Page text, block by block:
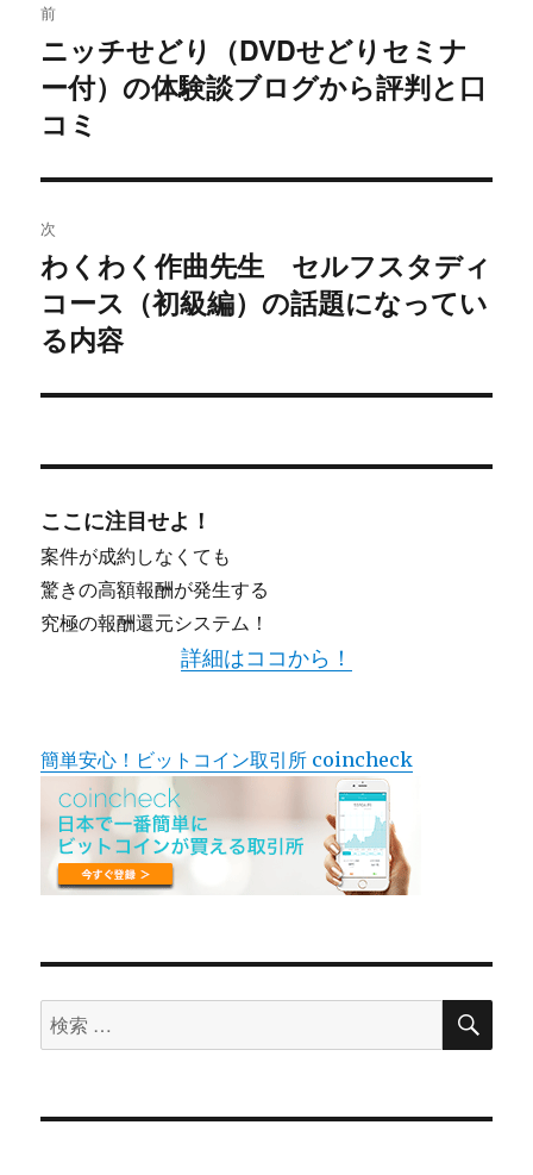
稿
ナ
ビ
ゲ
ー
シ
ョ
ン
前
過
去
の
稿:
ニッチせどり（DVDせどりセミナ
ー付）の体験談ブログから評判と口
コミ
次
次
の
投
わくわく作曲先生 セルフスタディ
コース（初級編）の話題になってい
る内容
ここに注目せよ！
案件が成約しなくても
驚きの高額報酬が発生する
究極の報酬還元システム！
詳細はココから！
簡単安心！ビットコイン取引所 coincheck
検
索
象:
検